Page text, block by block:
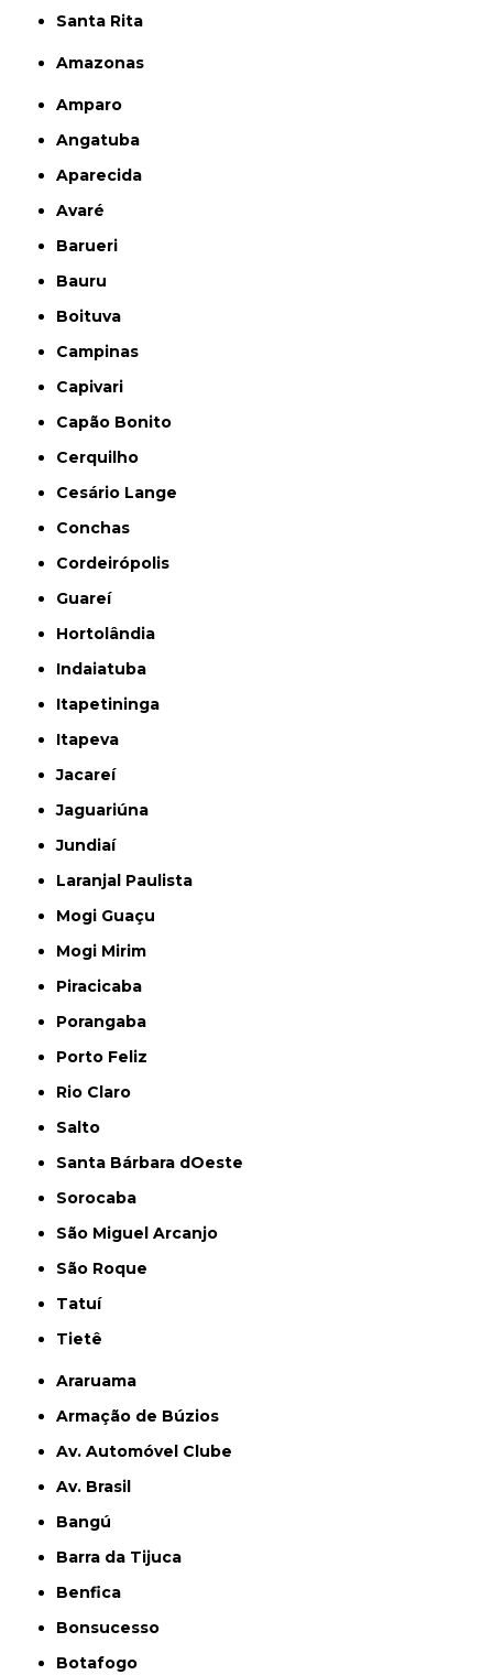
Santa Rita
Amazonas
Amparo
Angatuba
Aparecida
Avaré
Barueri
Bauru
Boituva
Campinas
Capivari
Capão Bonito
Cerquilho
Cesário Lange
Conchas
Cordeirópolis
Guareí
Hortolândia
Indaiatuba
Itapetininga
Itapeva
Jacareí
Jaguariúna
Jundiaí
Laranjal Paulista
Mogi Guaçu
Mogi Mirim
Piracicaba
Porangaba
Porto Feliz
Rio Claro
Salto
Santa Bárbara dOeste
Sorocaba
São Miguel Arcanjo
São Roque
Tatuí
Tietê
Araruama
Armação de Búzios
Av. Automóvel Clube
Av. Brasil
Bangú
Barra da Tijuca
Benfica
Bonsucesso
Botafogo